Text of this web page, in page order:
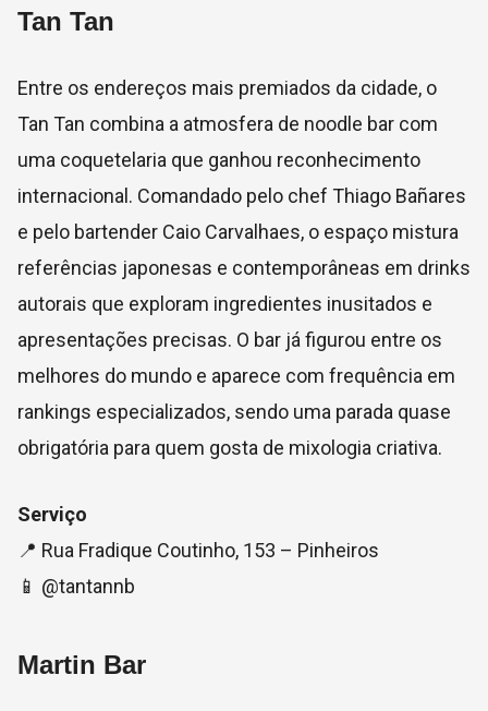
Tan Tan
Entre os endereços mais premiados da cidade, o
Tan Tan combina a atmosfera de noodle bar com
uma coquetelaria que ganhou reconhecimento
internacional. Comandado pelo chef Thiago Bañares
e pelo bartender Caio Carvalhaes, o espaço mistura
referências japonesas e contemporâneas em drinks
autorais que exploram ingredientes inusitados e
apresentações precisas. O bar já figurou entre os
melhores do mundo e aparece com frequência em
rankings especializados, sendo uma parada quase
obrigatória para quem gosta de mixologia criativa.
Serviço
📍 Rua Fradique Coutinho, 153 – Pinheiros
📱 @tantannb
Martin Bar